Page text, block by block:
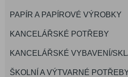
PAPÍR A PAPÍROVÉ VÝROBKY
KANCELÁŘSKÉ POTŘEBY
KANCELÁŘSKÉ VYBAVENÍ/
ŠKOLNÍ A VÝTVARNÉ